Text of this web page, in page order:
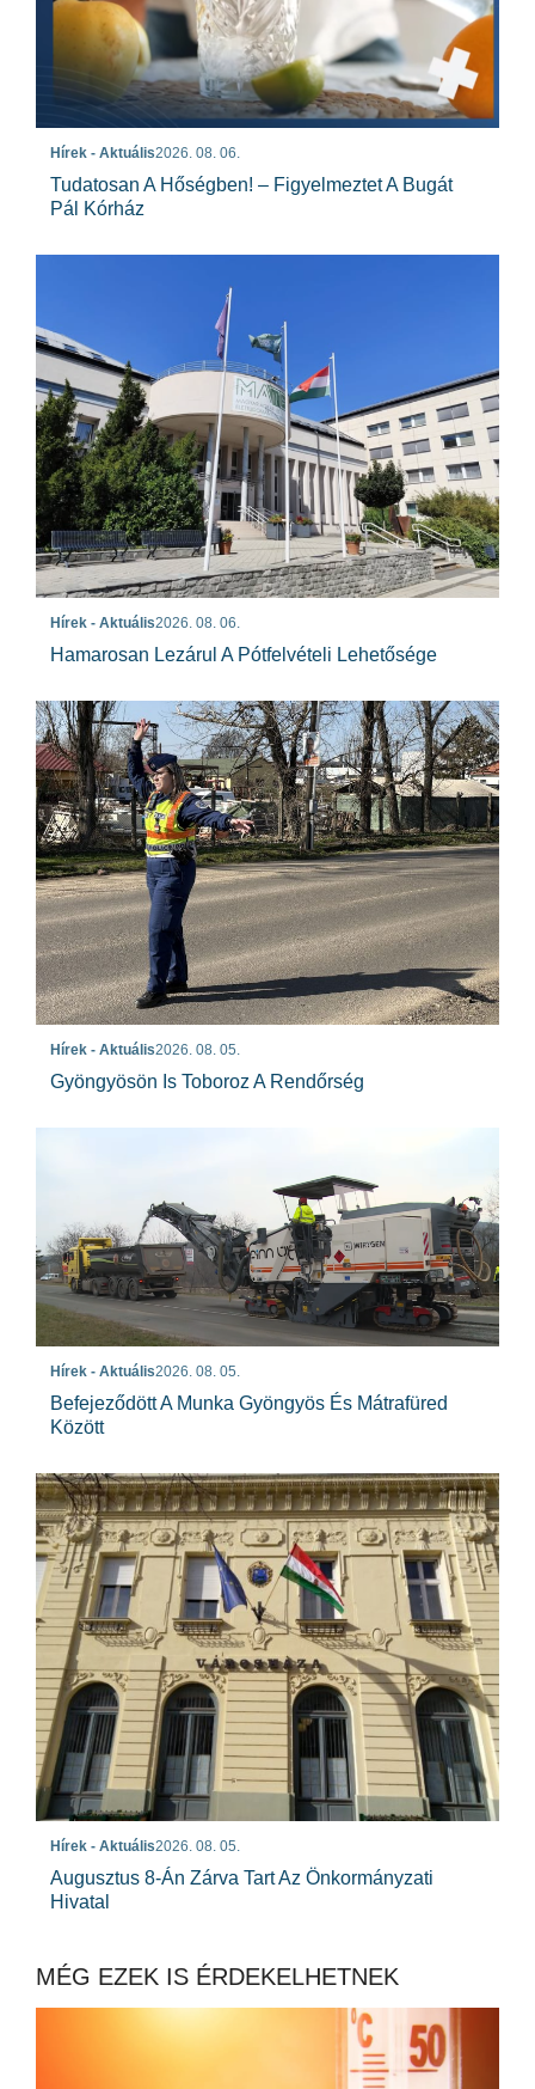
Hírek - Aktuális2026. 08. 06.
Tudatosan A Hőségben! – Figyelmeztet A Bugát
Pál Kórház
Hírek - Aktuális2026. 08. 06.
Hamarosan Lezárul A Pótfelvételi Lehetősége
Hírek - Aktuális2026. 08. 05.
Gyöngyösön Is Toboroz A Rendőrség
Hírek - Aktuális2026. 08. 05.
Befejeződött A Munka Gyöngyös És Mátrafüred
Között
Hírek - Aktuális2026. 08. 05.
Augusztus 8-Án Zárva Tart Az Önkormányzati
Hivatal
MÉG EZEK IS ÉRDEKELHETNEK